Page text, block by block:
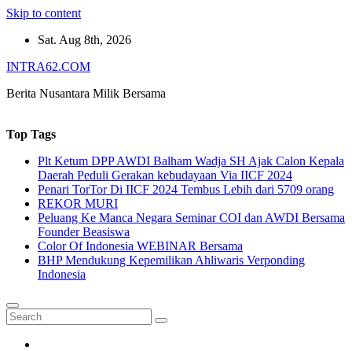
Skip to content
Sat. Aug 8th, 2026
INTRA62.COM
Berita Nusantara Milik Bersama
Top Tags
Plt Ketum DPP AWDI Balham Wadja SH Ajak Calon Kepala
Daerah Peduli Gerakan kebudayaan Via IICF 2024
Penari TorTor Di IICF 2024 Tembus Lebih dari 5709 orang
REKOR MURI
Peluang Ke Manca Negara Seminar COI dan AWDI Bersama
Founder Beasiswa
Color Of Indonesia WEBINAR Bersama
BHP Mendukung Kepemilikan Ahliwaris Verponding
Indonesia